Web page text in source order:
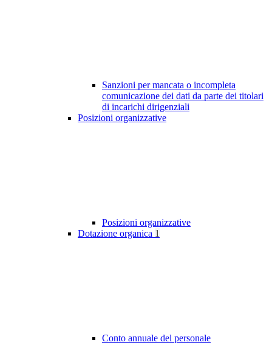
Sanzioni per mancata o incompleta
comunicazione dei dati da parte dei titolari
di incarichi dirigenziali
Posizioni organizzative
Posizioni organizzative
Dotazione organica 1
Conto annuale del personale